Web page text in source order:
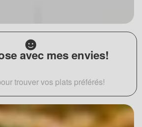
avec mes envies!
trouver vos plats préférés!